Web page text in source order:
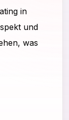
in
und
was